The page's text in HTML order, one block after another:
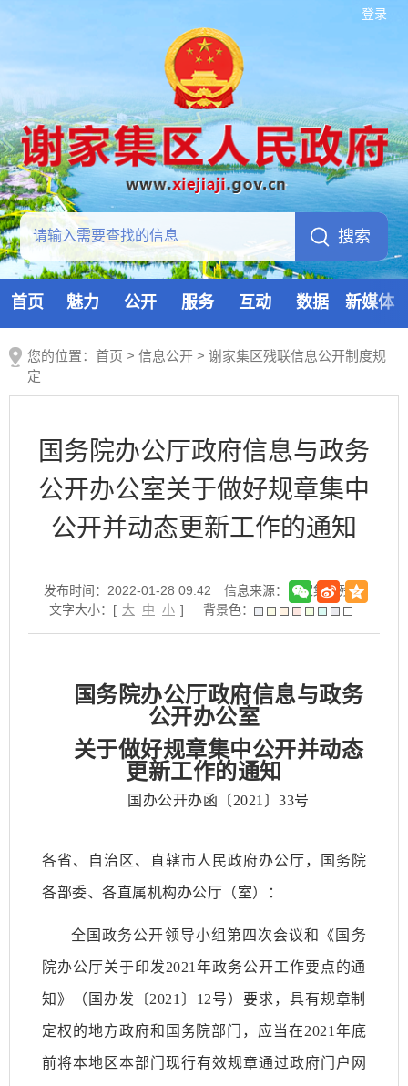
登录
首页 魅力 公开 服务 互动 数据 新媒体
您的位置： 首页 > 信息公开 > 谢家集区残联信息公开制度规
定
国务院办公厅政府信息与政务
公开办公室关于做好规章集中
公开并动态更新工作的通知
发布时间：2022-01-28 09:42
信息来源：谢家集区残联
文字大小：[ 大 中 小 ] 背景色：
国务院办公厅政府信息与政务
公开办公室
关于做好规章集中公开并动态
更新工作的通知
国办公开办函〔2021〕33号
各省、自治区、直辖市人民政府办公厅，国务院
各部委、各直属机构办公厅（室）：
全国政务公开领导小组第四次会议和《国务
院办公厅关于印发2021年政务公开工作要点的通
知》（国办发〔2021〕12号）要求，具有规章制
定权的地方政府和国务院部门，应当在2021年底
前将本地区本部门现行有效规章通过政府门户网